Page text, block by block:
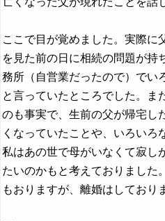
ここで目が覚めました。実際に
を見た前の日に相続の問題が持
務所（自営業だったので）でい
と言っていたところでした。ま
のも事実で、生前の父が帰宅し
くなっていたことや、いろいろ
私はあの世で母がいなくて寂し
たいのかもと考えておりました
もおりますが、離婚はしており